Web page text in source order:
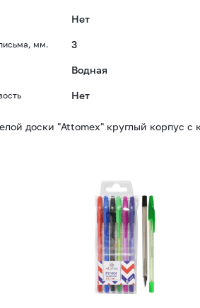
Нет
мм. 3
Водная
Нет
доски "Attomex" круглый корпус